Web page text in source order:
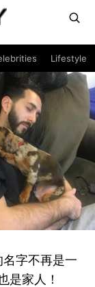
Lifestyle
字不再是一
是家人！